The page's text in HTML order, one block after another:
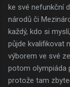
ke své nefunkční
národů či
každý, kdo si
půjde kvalifikovat
výborem ve své
potom olympiáda
protože tam